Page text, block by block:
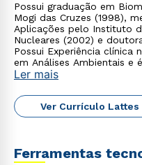
Possui graduação em
Mogi das Cruzes (1998),
Aplicações pelo Instituto
Nucleares (2002) e
Possui Experiência clínica na área de Doenças Infecciosas e
em Análises Ambientais e
Resíduos Sólidos.
Ler mais
Ver Currículo Lattes
Ferramentas